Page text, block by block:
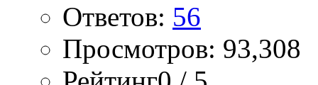
Ответов: 56
Просмотров: 93,308